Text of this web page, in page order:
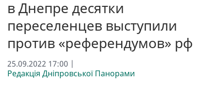
в Днепре десятки
переселенцев выступили
против «референдумов» рф
25.09.2022 17:00 |
Редакція Дніпровської Панорами